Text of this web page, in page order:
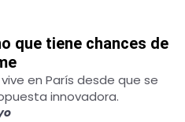
que tiene chances de
en París desde que se
innovadora.